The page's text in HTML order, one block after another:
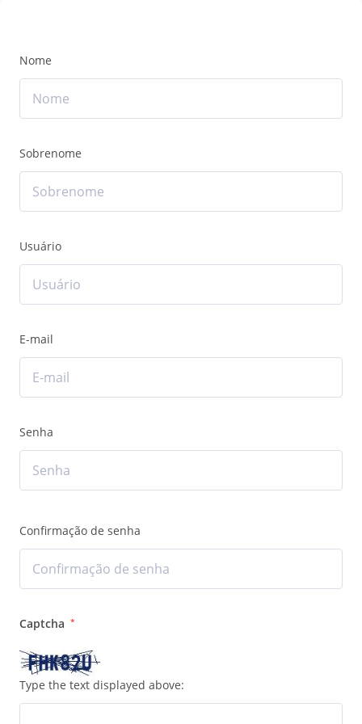
Nome
Sobrenome
Usuário
E-mail
Senha
Confirmação de senha
Captcha *
Type the text displayed above: